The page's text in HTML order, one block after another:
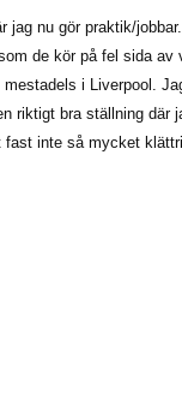
jag nu gör praktik/
de kör på fel sida av
i Liverpool.
riktigt bra ställning där
inte så mycket